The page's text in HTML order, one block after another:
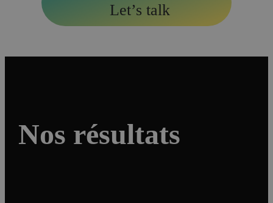
Let’s talk
Nos résultats